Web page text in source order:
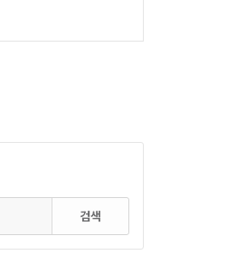
검색